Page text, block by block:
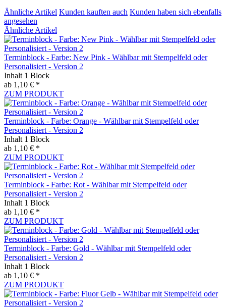
Ähnliche Artikel Kunden kauften auch Kunden haben sich ebenfalls
angesehen
Ähnliche Artikel
Terminblock - Farbe: New Pink - Wählbar mit Stempelfeld oder
Personalisiert - Version 2
Inhalt 1 Block
ab 1,10 € *
ZUM PRODUKT
Terminblock - Farbe: Orange - Wählbar mit Stempelfeld oder
Personalisiert - Version 2
Inhalt 1 Block
ab 1,10 € *
ZUM PRODUKT
Terminblock - Farbe: Rot - Wählbar mit Stempelfeld oder
Personalisiert - Version 2
Inhalt 1 Block
ab 1,10 € *
ZUM PRODUKT
Terminblock - Farbe: Gold - Wählbar mit Stempelfeld oder
Personalisiert - Version 2
Inhalt 1 Block
ab 1,10 € *
ZUM PRODUKT